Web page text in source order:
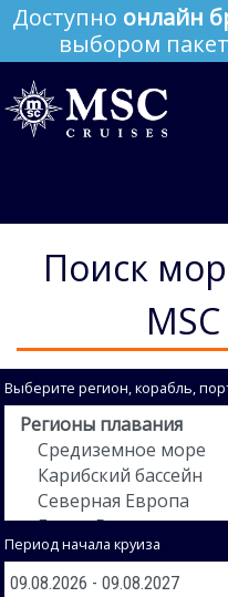
Доступно онлайн
выбором
Поиск
Выберите регион, корабль,
Период начала круиза